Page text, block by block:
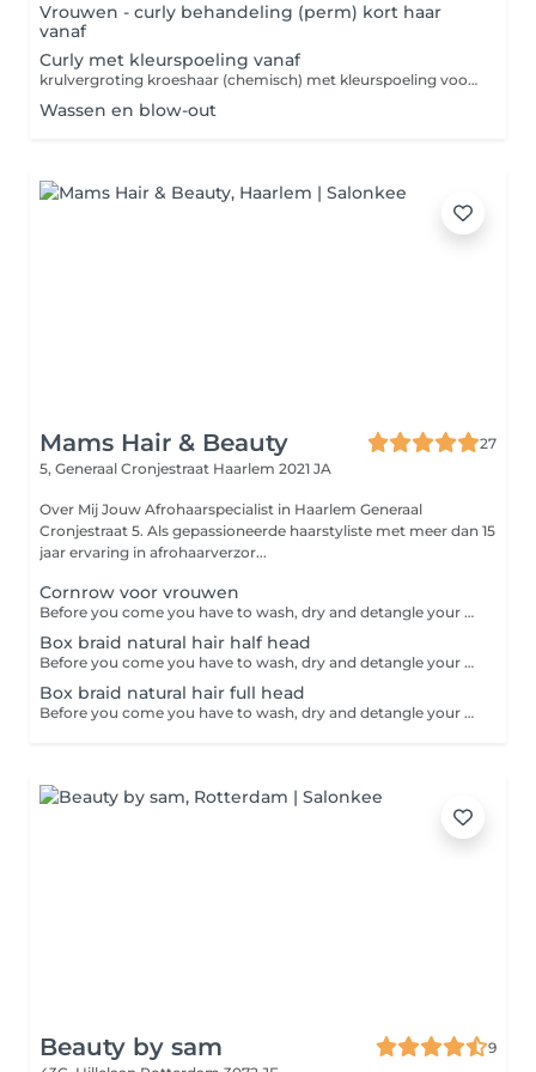
Vrouwen - curly behandeling (perm) kort haar
vanaf
Curly met kleurspoeling vanaf
krulvergroting kroeshaar (chemisch) met kleurspoeling voor het dekken van grijze haren
Wassen en blow-out
Mams Hair & Beauty
27
5, Generaal Cronjestraat Haarlem 2021 JA
Over Mij Jouw Afrohaarspecialist in Haarlem Generaal
Cronjestraat 5. Als gepassioneerde haarstyliste met meer dan 15
jaar ervaring in afrohaarverzor...
Cornrow voor vrouwen
Before you come you have to wash, dry and detangle your hair.
Box braid natural hair half head
Before you come you have to wash, dry and detangle your hair.
Box braid natural hair full head
Before you come you have to wash, dry and detangle your hair.
Beauty by sam
9